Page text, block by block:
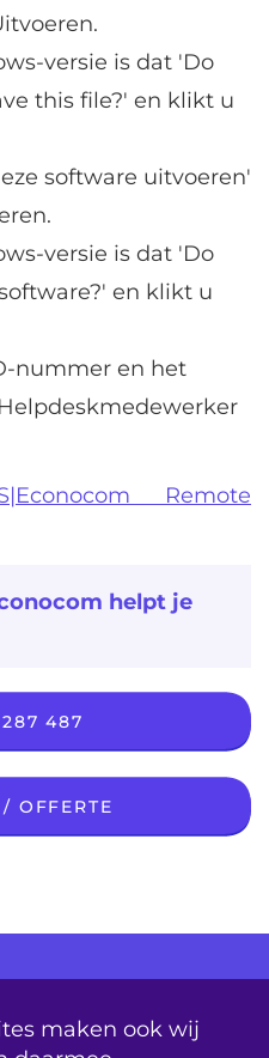
versie is dat 'Do
this file?' en klikt u
software uitvoeren'
versie is dat 'Do
en klikt u
nummer en het
Remote
helpt je
287 487
OFFERTE
Detachering
maken ook wij